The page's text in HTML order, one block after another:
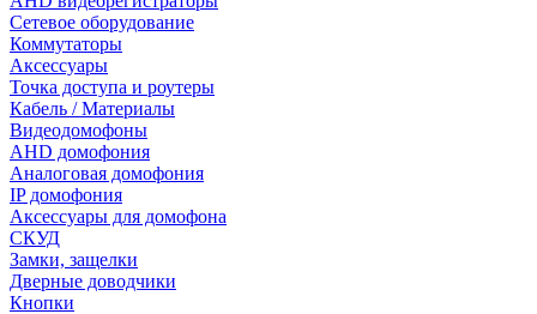
Сетевое оборудование
Коммутаторы
Аксессуары
Точка доступа и роутеры
Кабель / Материалы
Видеодомофоны
AHD домофония
Аналоговая домофония
IP домофония
Аксессуары для домофона
СКУД
Замки, защелки
Дверные доводчики
Кнопки